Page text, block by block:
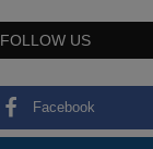
FOLLOW US
Facebook